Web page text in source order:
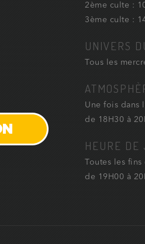
2ème culte :
3ème culte :
UNIVERS
Tous les
Une fois dans
de 18H30 à
HEURE DE
Toutes les fins
de 19H00 à